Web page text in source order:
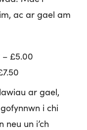
ac ar gael am
£5.00
ar gael,
i chi
un i’ch